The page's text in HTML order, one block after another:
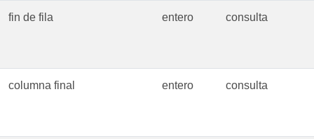
fin de fila entero consulta
columna final entero consulta